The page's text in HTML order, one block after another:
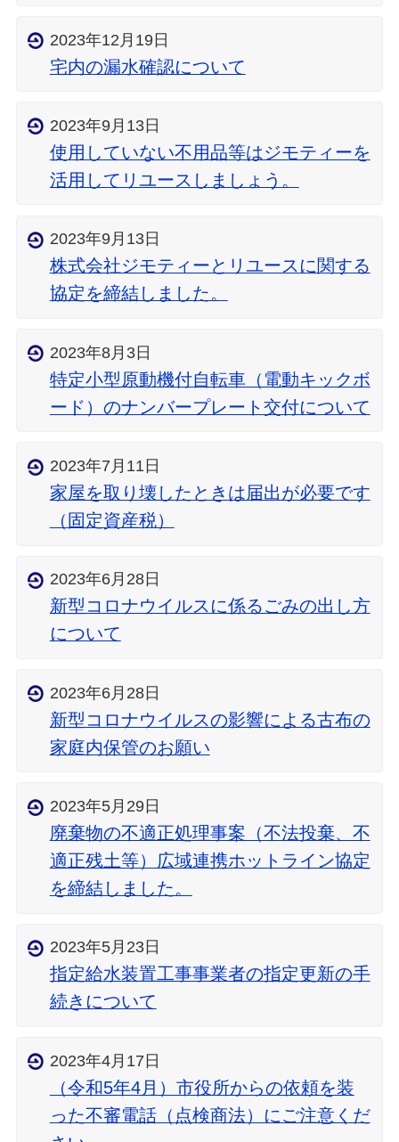
2023年12月19日
宅内の漏水確認について
2023年9月13日
使用していない不用品等はジモティーを
活用してリユースしましょう。
2023年9月13日
株式会社ジモティーとリユースに関する
協定を締結しました。
2023年8月3日
特定小型原動機付自転車（電動キックボ
ード）のナンバープレート交付について
2023年7月11日
家屋を取り壊したときは届出が必要です
（固定資産税）
2023年6月28日
新型コロナウイルスに係るごみの出し方
について
2023年6月28日
新型コロナウイルスの影響による古布の
家庭内保管のお願い
2023年5月29日
廃棄物の不適正処理事案（不法投棄、不
適正残土等）広域連携ホットライン協定
を締結しました。
2023年5月23日
指定給水装置工事事業者の指定更新の手
続きについて
2023年4月17日
（令和5年4月）市役所からの依頼を装
った不審電話（点検商法）にご注意くだ